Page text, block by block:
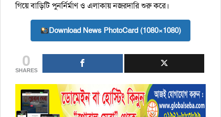
গিয়ে বাড়িটি পুনর্নির্মাণ ও এলাকায় নজরদারি শুরু করে।
Download News PhotoCard (1080×1080)
0
SHARES